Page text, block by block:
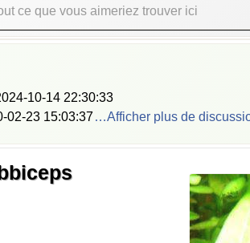
10-14 22:30:33
02-23 15:03:37…Afficher plus de